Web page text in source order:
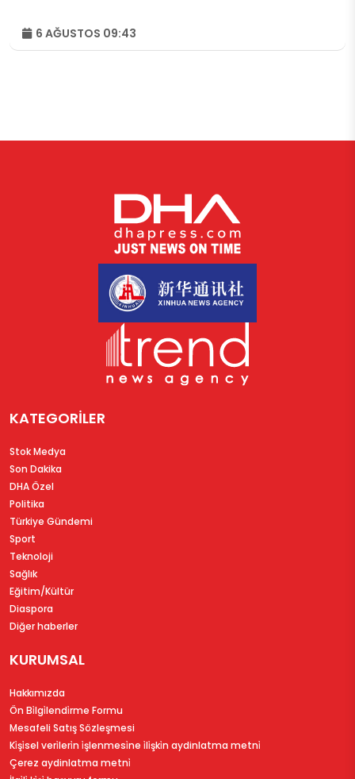
6 AĞUSTOS 09:43
KATEGORİLER
Stok Medya
Son Dakika
DHA Özel
Politika
Türkiye Gündemi
Sport
Teknoloji
Sağlık
Eğitim/Kültür
Diaspora
Diğer haberler
KURUMSAL
Hakkımızda
Ön Bi̇lgi̇lendi̇rme Formu
Mesafeli Satış Sözleşmesi
Ki̇şi̇sel veri̇leri̇n i̇şlenmesi̇ne i̇li̇şki̇n aydinlatma metni̇
Çerez aydinlatma metni̇